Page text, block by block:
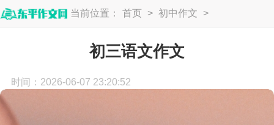
当前位置： 首页 > 初中作文 >
初三语文作文
时间：2026-06-07 23:20:52